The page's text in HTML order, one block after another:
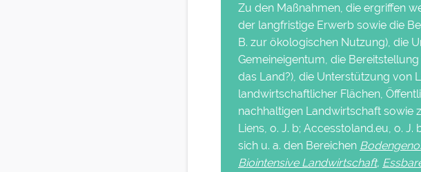
Zu den Maßnahmen, die ergriffen
der langfristige Erwerb sowie die
B. zur ökologischen Nutzung), die
Gemeineigentum, die
das Land?), die Unterstützung von
landwirtschaftlicher Flächen,
nachhaltigen Landwirtschaft sowie
Liens, o. J. b; Accesstoland.eu, o. J.
sich u. a. den Bereichen
Biointensive Landwirtschaft,